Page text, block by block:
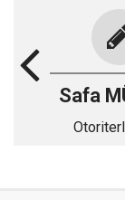
Safa